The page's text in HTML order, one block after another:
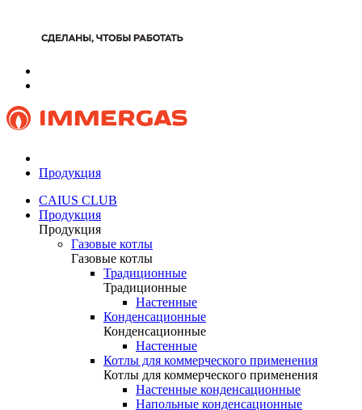
Продукция
CAIUS CLUB
Продукция
Продукция
Газовые котлы
Газовые котлы
Традиционные
Традиционные
Настенные
Конденсационные
Конденсационные
Настенные
Котлы для коммерческого применения
Котлы для коммерческого применения
Настенные конденсационные
Напольные конденсационные